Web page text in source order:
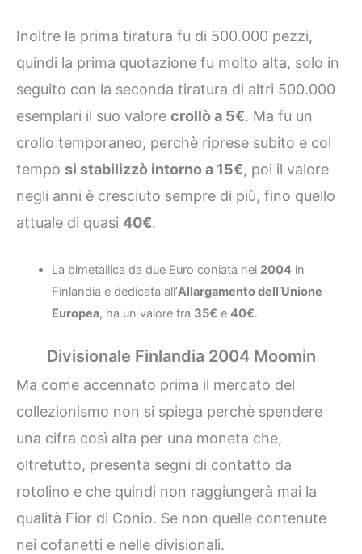
Inoltre la prima tiratura fu di 500.000 pezzi,
quindi la prima quotazione fu molto alta, solo in
seguito con la seconda tiratura di altri 500.000
esemplari il suo valore crollò a 5€. Ma fu un
crollo temporaneo, perchè riprese subito e col
tempo si stabilizzò intorno a 15€, poi il valore
negli anni è cresciuto sempre di più, fino quello
attuale di quasi 40€.
La bimetallica da due Euro coniata nel 2004in
Finlandia e dedicata all’Allargamento dell’Unione
Europea, ha un valore tra 35€ e 40€.
Divisionale Finlandia 2004 Moomin
Ma come accennato prima il mercato del
collezionismo non si spiega perchè spendere
una cifra così alta per una moneta che,
oltretutto, presenta segni di contatto da
rotolino e che quindi non raggiungerà mai la
qualità Fior di Conio. Se non quelle contenute
nei cofanetti e nelle divisionali.